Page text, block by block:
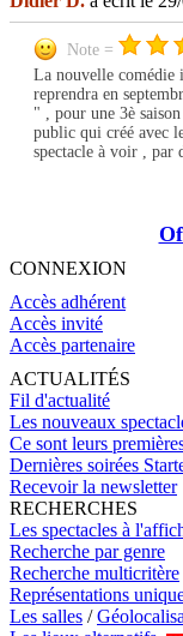
Note =
La nouvelle
reprendra en
" , pour une 3è
public qui créé avec
spectacle à voir , par
CONNEXION
Accès adhérent
Accès invité
Accès partenaire
ACTUALITÉS
Fil d'actualité
Les nouveaux
Ce sont leurs
Dernières soirées
Recevoir la newsletter
RECHERCHES
Les spectacles à
Recherche par genre
Recherche multicritère
Représentations
Les salles /